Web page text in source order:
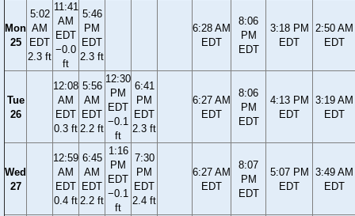
Mon
25
5:02
AM
EDT
2.3 ft
11:41
AM
EDT
−0.0
ft
5:46
PM
EDT
2.3 ft
6:28 AM
EDT
8:06
PM
EDT
3:18 PM
EDT
2:50 AM
EDT
Tue
26
12:08
AM
EDT
0.3 ft
5:56
AM
EDT
2.2 ft
12:30
PM
EDT
−0.1
ft
6:41
PM
EDT
2.3 ft
6:27 AM
EDT
8:06
PM
EDT
4:13 PM
EDT
3:19 AM
EDT
Wed
27
12:59
AM
EDT
0.4 ft
6:45
AM
EDT
2.2 ft
1:16
PM
EDT
−0.1
ft
7:30
PM
EDT
2.4 ft
6:27 AM
EDT
8:07
PM
EDT
5:07 PM
EDT
3:49 AM
EDT